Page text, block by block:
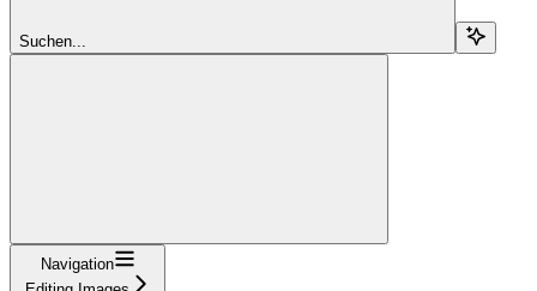
Suchen...
Navigation